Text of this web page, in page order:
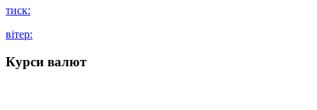
тиск:
вітер:
Курси валют